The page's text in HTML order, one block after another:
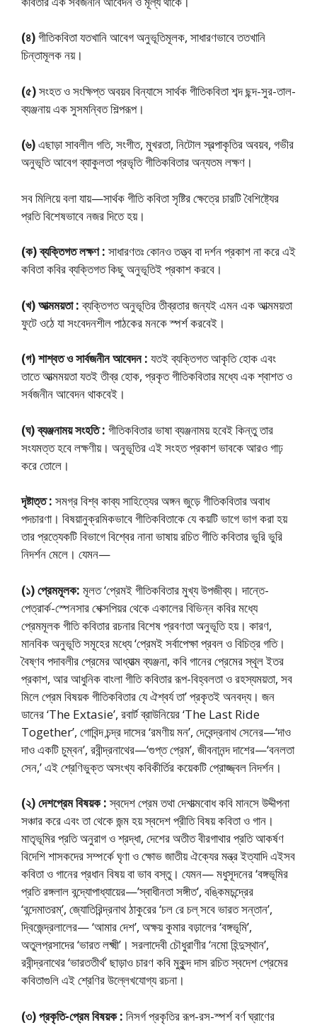
(৪)গীতিকবিতা যতখানি আবেগ অনুভূতিমূলক, সাধারণভাবে ততখানি
চিন্তামূলক নয়।
(৫)সংহত ও সংক্ষিপ্ত অবয়ব বিন্যাসে সার্থক গীতিকবিতা শব্দ ছন্দ-সুর-তাল-
ব্যঞ্জনায় এক সুসমন্বিত শিল্পরূপ।
(৬)এছাড়া সাবলীল গতি, সংগীত, মুখরতা, নিটোল স্বল্পাকৃতির অবয়ব, গভীর
অনুভূতি আবেগ ব্যাকুলতা প্রভৃতি গীতিকবিতার অন্যতম লক্ষণ।
সব মিলিয়ে বলা যায়—সার্থক গীতি কবিতা সৃষ্টির ক্ষেত্রে চারটি বৈশিষ্ট্যের
প্রতি বিশেষভাবে নজর দিতে হয়।
(ক) ব্যক্তিগত লক্ষণ : সাধারণতঃ কোনও তত্ত্ব বা দর্শন প্রকাশ না করে এই
কবিতা কবির ব্যক্তিগত কিছু অনুভূতিই প্রকাশ করবে।
(খ) আত্মময়তা :ব্যক্তিগত অনুভূতির তীব্রতার জন্যই এমন এক আত্মময়তা
ফুটে ওঠে যা সংবেদনশীল পাঠকের মনকে স্পর্শ করবেই।
(গ) শাশ্বত ও সার্বজনীন আবেদন : যতই ব্যক্তিগত আকৃতি হোক এবং
তাতে আত্মময়তা যতই তীব্র হোক, প্রকৃত গীতিকবিতার মধ্যে এক শ্বাশত ও
সর্বজনীন আবেদন থাকবেই।
(ঘ) ব্যঞ্জনাময় সংহতি : গীতিকবিতার ভাষা ব্যঞ্জনাময় হবেই কিন্তু তার
সংযমত্ত হবে লক্ষণীয়। অনুভূতির এই সংহত প্রকাশ ভাবকে আরও গাঢ়
করে তোলে।
দৃষ্টাত্ত : সমগ্র বিশ্ব কাব্য সাহিত্যের অঙ্গন জুড়ে গীতিকবিতার অবাধ
পদচারণা। বিষয়ানুক্রমিকভাবে গীতিকবিতাকে যে কয়টি ভাগে ভাগ করা হয়
তার প্রত্যেকটি বিভাগে বিশ্বের নানা ভাষায় রচিত গীতি কবিতার ভুরি ভুরি
নিদর্শন মেলে। যেমন—
(১) প্রেমমূলক: মূলত ‘প্রেমই গীতিকবিতার মুখ্য উপজীব্য। দান্তে-
পেত্রার্ক-স্পেনসার শেক্সপিয়র থেকে একালের বিভিন্ন কবির মধ্যে
প্রেমমূলক গীতি কবিতার রচনার বিশেষ প্রবণতা অনুভূতি হয়। কারণ,
মানবিক অনুভূতি সমূহের মধ্যে ‘প্রেমই সর্বাপেক্ষা প্রবল ও বিচিত্র গতি।
বৈষ্ণব পদাবলীর প্রেমের আধ্যাত্ম ব্যঞ্জনা, কবি গানের প্রেমের স্থূল ইতর
প্রকাশ, আর আধুনিক বাংলা গীতি কবিতার রূপ-বিহ্বলতা ও রহস্যময়তা, সব
মিলে প্রেম বিষয়ক গীতিকবিতার যে ঐশ্বর্য তা’ প্রকৃতই অনবদ্য। জন
ডানের ‘The Extasie’, রবার্ট ব্রাউনিয়ের ‘The Last Ride
Together’, গোবিন্দ চন্দ্র দাসের ‘রমণীয় মন’, দেবেন্দ্রনাথ সেনের—‘দাও
দাও একটি চুম্বন’, রবীন্দ্রনাথের—‘গুপ্ত প্রেম’, জীবনানন্দ দাশের—‘বনলতা
সেন,’ এই শ্রেণিভুক্ত অসংখ্য কবিকীর্তির কয়েকটি প্রোজ্জ্বল নিদর্শন।
(২) দেশপ্রেম বিষয়ক :স্বদেশ প্রেম তথা দেশাত্মবোধ কবি মানসে উদ্দীপনা
সঞ্চার করে এবং তা থেকে জন্ম হয় স্বদেশ প্রীতি বিষয় কবিতা ও গান।
মাতৃভূমির প্রতি অনুরাগ ও শ্রদ্ধা, দেশের অতীত বীরগাথার প্রতি আকর্ষণ
বিদেশি শাসকদের সম্পর্কে ঘৃণা ও ক্ষোভ জাতীয় ঐক্যের মন্ত্র ইত্যাদি এইসব
কবিতা ও গানের প্রধান বিষয় বা ভাব বস্তু। যেমন— মধুসূদনের ‘বঙ্গভূমির
প্রতি রঙ্গলাল বন্দ্যোপাধ্যায়ের—’স্বাধীনতা সঙ্গীত’, বঙ্কিমচন্দ্রের
‘বন্দেমাতরম্’, জ্যোতিরিন্দ্রনাথ ঠাকুরের ‘চল রে চল্ সবে ভারত সন্তান’,
দ্বিজেন্দ্রলালের— ‘আমার দেশ’, অক্ষয় কুমার বড়ালের ‘বঙ্গভূমি’,
অতুলপ্রসাদের ‘ভারত লক্ষ্মী’। সরলাদেবী চৌধুরাণীর ‘নমো হিন্দুস্থান’,
রবীন্দ্রনাথের ‘ভারততীর্থ’ ছাড়াও চারণ কবি মুকুন্দ দাস রচিত স্বদেশ প্রেমের
কবিতাগুলি এই শ্রেণির উল্লেখযোগ্য রচনা।
(৩) প্রকৃতি-প্রেম বিষয়ক : নিসর্গ প্রকৃতির রূপ-রস-স্পর্শ বর্ণ ঘ্রাণের